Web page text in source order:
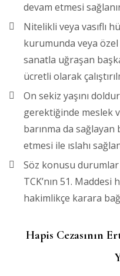
devam etmesi
Nitelikli veya vasıflı
kurumunda veya
sanatla uğraşan
ücretli olarak
On sekiz yaşını
gerektiğinde meslek
barınma da
etmesi ile ıslahı
Söz konusu
TCK’nın 51.
hakimlikçe karara
Hapis Cezasının